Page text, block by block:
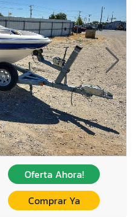
Oferta Ahora!
Comprar Ya